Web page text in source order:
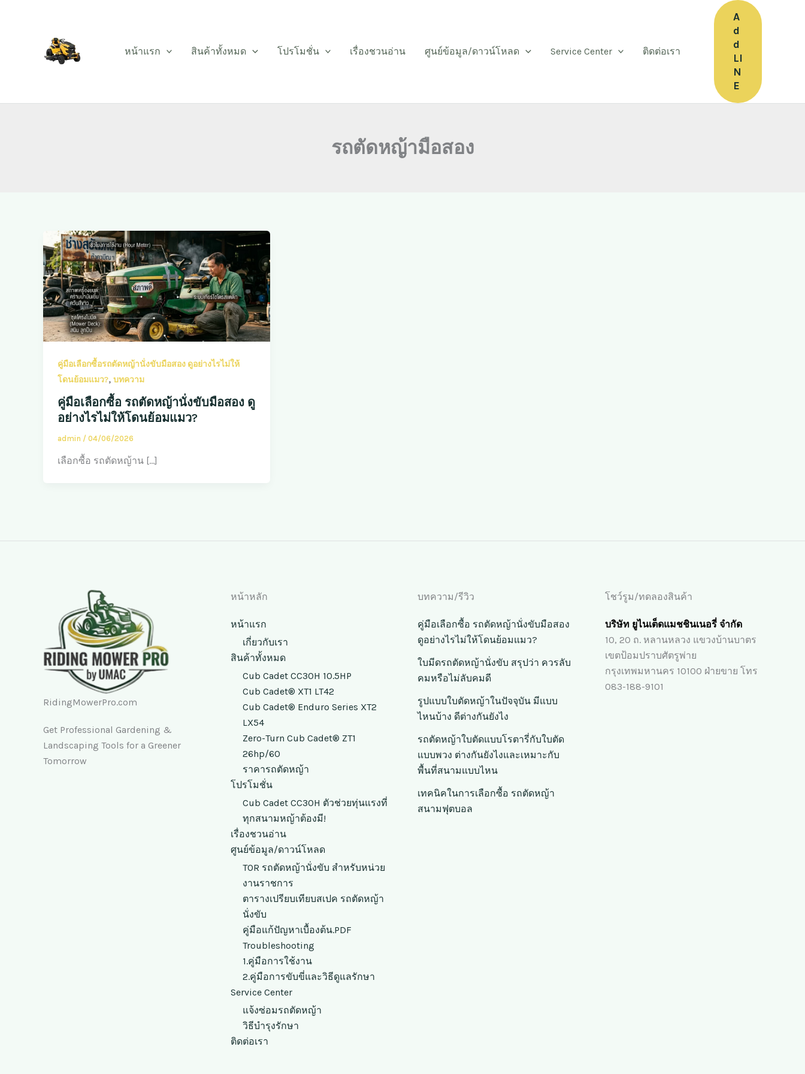
หน้าแรก
สินค้าทั้งหมด โปรโมชั่น เรื่องชวนอ่าน ศูนย์ข้อมูล/ดาวน์โหลด Service Center ติดต่อเรา
A
d
d
LI
N
E
รถตัดหญ้ามือสอง
คู่มือเลือกซื้อรถตัดหญ้านั่งขับมือสอง ดูอย่างไรไม่ให้
โดนย้อมแมว?, บทความ
คู่มือเลือกซื้อ รถตัดหญ้านั่งขับมือสอง ดู
อย่างไรไม่ให้โดนย้อมแมว?
admin / 04/06/2026
เลือกซื้อ รถตัดหญ้าน […]
RidingMowerPro.com
Get Professional Gardening &
Landscaping Tools for a Greener
Tomorrow
หน้าหลัก
หน้าแรก
เกี่ยวกับเรา
สินค้าทั้งหมด
Cub Cadet CC30H 10.5HP
Cub Cadet® XT1 LT42
Cub Cadet® Enduro Series XT2
LX54
Zero-Turn Cub Cadet® ZT1
26hp/60
ราคารถตัดหญ้า
โปรโมชั่น
Cub Cadet CC30H ตัวช่วยทุ่นแรงที่
ทุกสนามหญ้าต้องมี!
เรื่องชวนอ่าน
ศูนย์ข้อมูล/ดาวน์โหลด
TOR รถตัดหญ้านั่งขับ สำหรับหน่วย
งานราชการ
ตารางเปรียบเทียบสเปค รถตัดหญ้า
นั่งขับ
คู่มือแก้ปัญหาเบื้องต้น.PDF
Troubleshooting
1.คู่มือการใช้งาน
2.คู่มือการขับขี่และวิธีดูแลรักษา
Service Center
แจ้งซ่อมรถตัดหญ้า
วิธีบำรุงรักษา
ติดต่อเรา
บทความ/รีวิว
คู่มือเลือกซื้อ รถตัดหญ้านั่งขับมือสอง
ดูอย่างไรไม่ให้โดนย้อมแมว?
ใบมีดรถตัดหญ้านั่งขับ สรุปว่า ควรลับ
คมหรือไม่ลับคมดี
รูปแบบใบตัดหญ้าในปัจจุบัน มีแบบ
ไหนบ้าง ดีต่างกันยังไง
รถตัดหญ้าใบตัดแบบโรตารี่กับใบตัด
แบบพวง ต่างกันยังไงและเหมาะกับ
พื้นที่สนามแบบไหน
เทคนิคในการเลือกซื้อ รถตัดหญ้า
สนามฟุตบอล
โชว์รูม/ทดลองสินค้า
บริษัท ยูไนเต็ดแมชชินเนอรี่ จำกัด
10, 20 ถ. หลานหลวง แขวงบ้านบาตร
เขตป้อมปราบศัตรูพ่าย
กรุงเทพมหานคร 10100 ฝ่ายขาย โทร
083-188-9101